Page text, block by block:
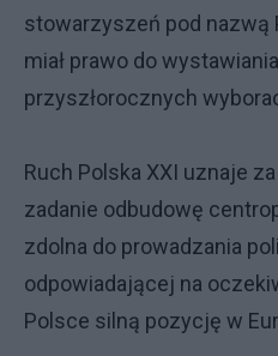
stowarzyszeń pod nazwą
miał prawo do
przyszłorocznych
Ruch Polska XXI uznaje
zadanie odbudowę
zdolna do prowadzania
odpowiadającej na
Polsce silną pozycję w